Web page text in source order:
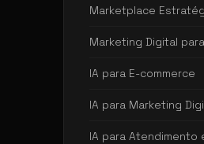
Marketplace
Marketing Digital
IA para E-commerce
IA para Marketing
IA para Atendimento